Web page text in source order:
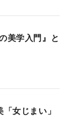
美学入門』と
女じまい」